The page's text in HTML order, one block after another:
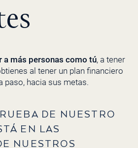
a más personas como tú, a tener
al tener un plan financiero
paso, hacia sus metas.
DE NUESTRO
EN LAS
NUESTROS